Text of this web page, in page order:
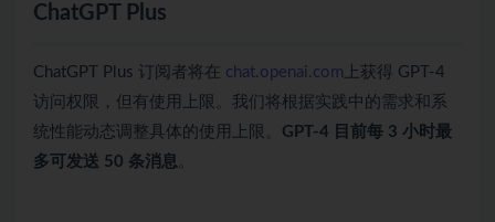
ChatGPT Plus
ChatGPT Plus 订阅者将在 chat.openai.com 上获得 GPT-4
访问权限，但有使用上限。我们将根据实践中的需求和系
统性能动态调整具体的使用上限。 GPT-4 目前每 3 小时最
多可发送 50 条消息